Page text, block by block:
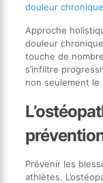
douleur chronique
Approche
douleur
touche de
s’infiltre
non seulement
Prévenir les
athlètes.